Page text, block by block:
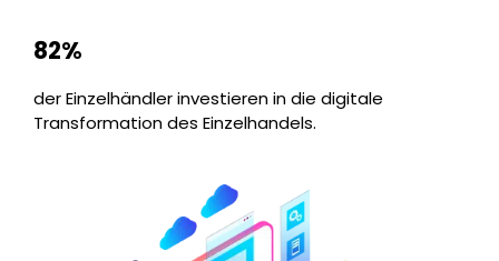
82%
der Einzelhändler investieren in die digitale
Transformation des Einzelhandels.